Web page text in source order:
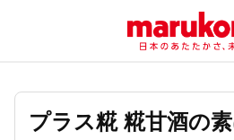
プラス糀 糀甘酒の